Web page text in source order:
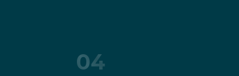
04